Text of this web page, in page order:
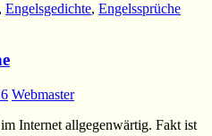
, Engelsgedichte, Engelssprüche
Webmaster
Internet allgegenwärtig. Fakt ist